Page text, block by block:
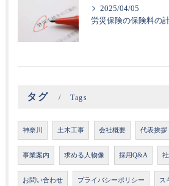
2025/04/05
労災保険の保険料の
タグ Tags
神奈川 土木工事 会社概要 代表挨拶
事業案内 求める人物像 採用Q&A
お問い合わせ プライバシーポリシー ス